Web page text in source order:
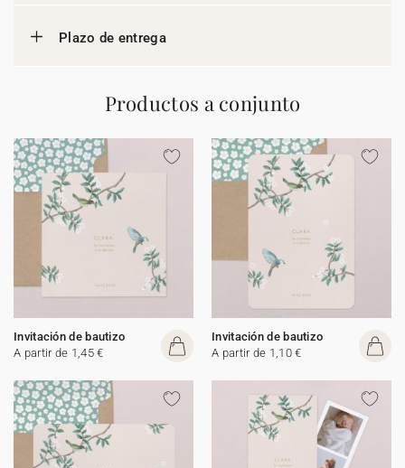
Plazo de entrega
Productos a conjunto
Invitación de bautizo
A partir de 1,45 €
Invitación de bautizo
A partir de 1,10 €